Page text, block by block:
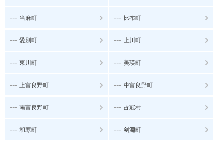
--- 当麻町 --- 比布町
--- 愛別町 --- 上川町
--- 東川町 --- 美瑛町
--- 上富良野町 --- 中富良野町
--- 南富良野町 --- 占冠村
--- 和寒町 --- 剣淵町